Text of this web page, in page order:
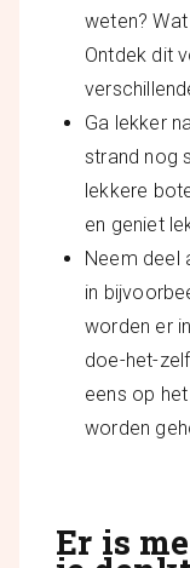
weten?
Ontdek dit
Ga lekker
strand nog
lekkere
en geniet
Neem deel
in
worden er
doe-het-
eens op
worden
Er is